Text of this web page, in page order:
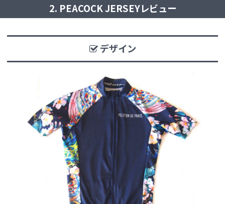
2. PEACOCK JERSEYレビュー
デザイン